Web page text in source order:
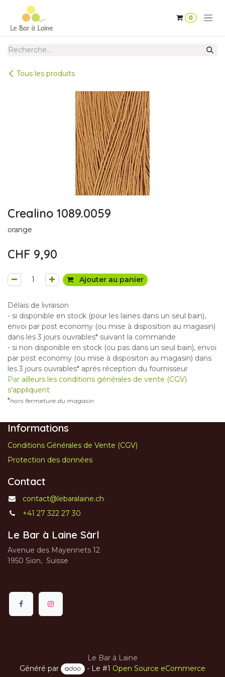
Se rendre au contenu
0
Tous les produits
Crealino 1089.0059
orange
CHF 9,90
Ajouter au panier
Délais de livraison
- si disponible en stock (pour les laines dans un seul bain),
envoi par post economy (ou mise à disposition au magasin)
dans les 3 jours ouvrables* suivant la commande
- si non disponible en stock (ou pas dans un seul bain), envoi
par post economy (ou mise à dispositon au magasin) dans
les 3 jours ouvrables* après réception du fournisseur
Par ailleurs les conditions générales de vente (CGV)
s'appliquent
*hors fermeture du magasin
Informations
Conditions Générales de Vente (CGV)
Protection des données
Contact
contact@lebaralaine.ch
+41 27 322 27 30
Le Bar à Laine Sàrl
Avenue des Mayennets 12
1950 Sion, Suisse
Le Bar à Laine
Généré par
- Le #1 Open Source eCommerce